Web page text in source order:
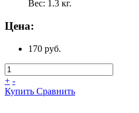
Вес: 1.3 кг.
Цена:
170 руб.
+ -
Купить Сравнить